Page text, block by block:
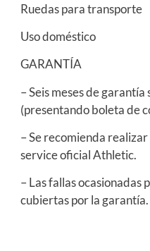
Ruedas para transporte
Uso doméstico
GARANTÍA
– Seis meses de
(presentando boleta de
– Se recomienda
service oficial Athletic.
– Las fallas ocasionadas
cubiertas por la garantía.